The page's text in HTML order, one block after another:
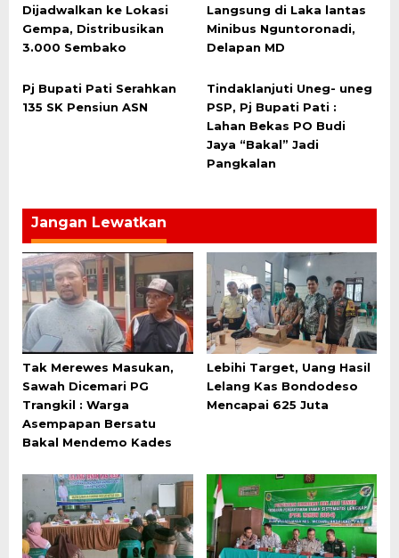
Dijadwalkan ke Lokasi
Gempa, Distribusikan
3.000 Sembako
Langsung di Laka lantas
Minibus Nguntoronadi,
Delapan MD
Pj Bupati Pati Serahkan
135 SK Pensiun ASN
Tindaklanjuti Uneg- uneg
PSP, Pj Bupati Pati :
Lahan Bekas PO Budi
Jaya “Bakal” Jadi
Pangkalan
Jangan Lewatkan
Tak Merewes Masukan,
Sawah Dicemari PG
Trangkil : Warga
Asempapan Bersatu
Bakal Mendemo Kades
Lebihi Target, Uang Hasil
Lelang Kas Bondodeso
Mencapai 625 Juta